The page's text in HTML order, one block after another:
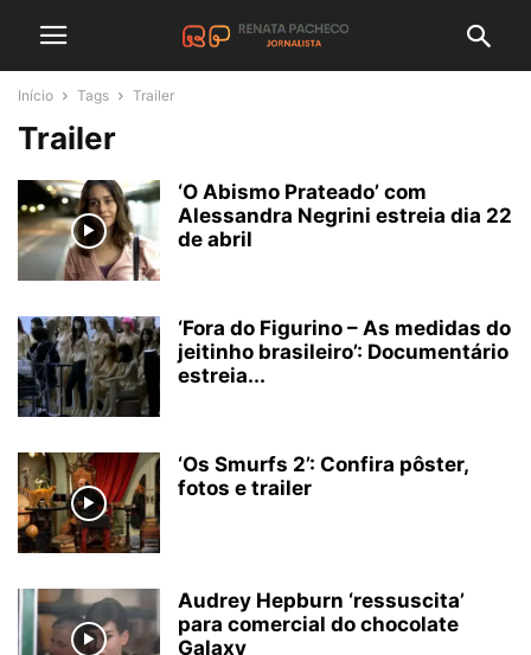
Início Tags Trailer
Trailer
‘O Abismo Prateado’ com
Alessandra Negrini estreia dia 22
de abril
‘Fora do Figurino – As medidas do
jeitinho brasileiro’: Documentário
estreia...
‘Os Smurfs 2’: Confira pôster,
fotos e trailer
Audrey Hepburn ‘ressuscita’
para comercial do chocolate
Galaxy